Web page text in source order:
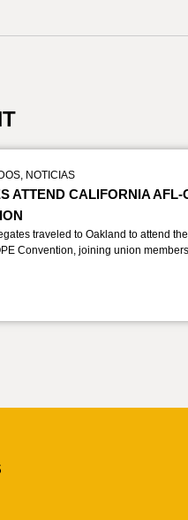
, NOTICIAS
ATTEND CALIFORNIA AFL-
traveled to Oakland to attend the
Convention, joining union